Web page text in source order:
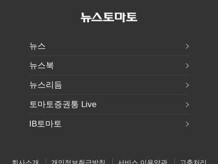
뉴스
뉴스북
뉴스리듬
토마토증권통 Live
IB토마토